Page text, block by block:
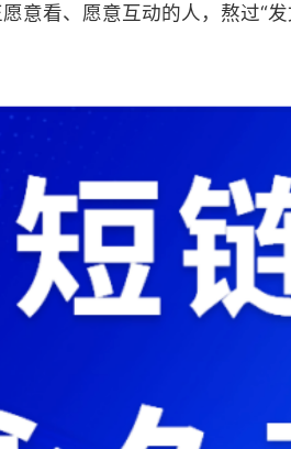
意看、愿意互动的人，熬过“